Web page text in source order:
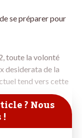
se préparer pour
toute la volonté
desiderata de la
tend vers cette
? Nous
!